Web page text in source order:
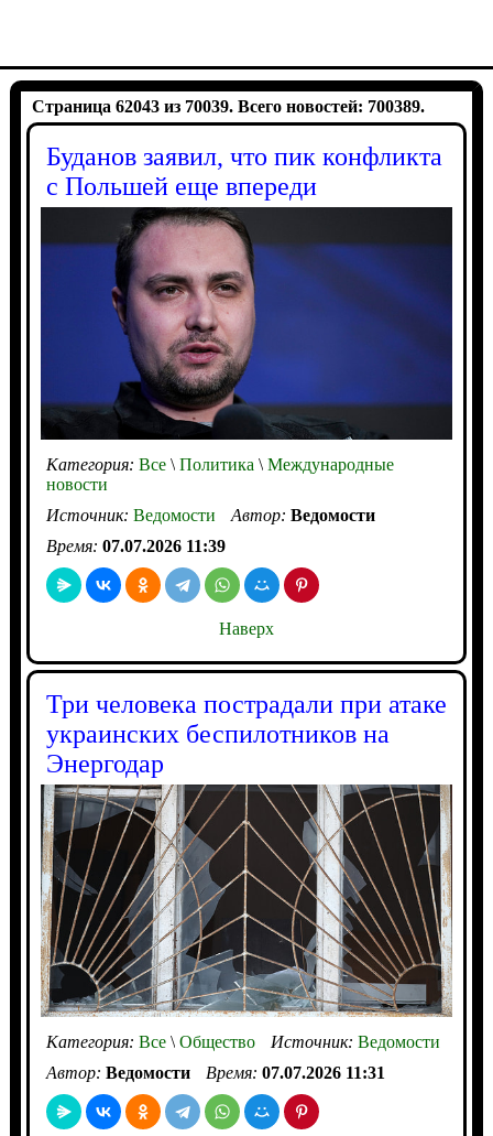
Страница 62043 из 70039. Всего новостей: 700389.
Буданов заявил, что пик конфликта
с Польшей еще впереди
Категория: Все\Политика \Международные
новости
Источник: Ведомости Автор: Ведомости
Время: 07.07.2026 11:39
Наверх
Три человека пострадали при атаке
украинских беспилотников на
Энергодар
Категория: Все\Общество Источник: Ведомости
Автор: Ведомости Время: 07.07.2026 11:31